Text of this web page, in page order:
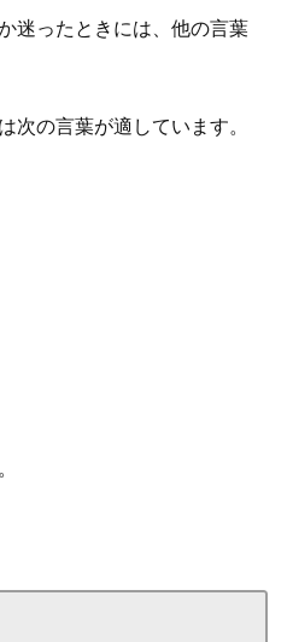
迷ったときには、他の言葉
次の言葉が適しています。